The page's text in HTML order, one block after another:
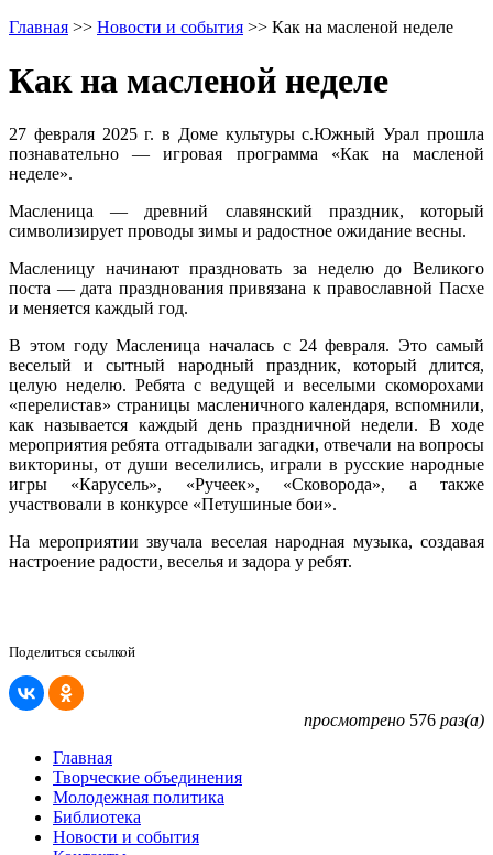
Главная >> Новости и события >> Как на масленой неделе
Как на масленой неделе
27 февраля 2025 г. в Доме культуры с.Южный Урал прошла
познавательно — игровая программа «Как на масленой
неделе».
Масленица — древний славянский праздник, который
символизирует проводы зимы и радостное ожидание весны.
Масленицу начинают праздновать за неделю до Великого
поста — дата празднования привязана к православной Пасхе
и меняется каждый год.
В этом году Масленица началась с 24 февраля. Это самый
веселый и сытный народный праздник, который длится,
целую неделю. Ребята с ведущей и веселыми скоморохами
«перелистав» страницы масленичного календаря, вспомнили,
как называется каждый день праздничной недели. В ходе
мероприятия ребята отгадывали загадки, отвечали на вопросы
викторины, от души веселились, играли в русские народные
игры «Карусель», «Ручеек», «Сковорода», а также
участвовали в конкурсе «Петушиные бои».
На мероприятии звучала веселая народная музыка, создавая
настроение радости, веселья и задора у ребят.
Поделиться ссылкой
просмотрено 576 раз(а)
Главная
Творческие объединения
Молодежная политика
Библиотека
Новости и события